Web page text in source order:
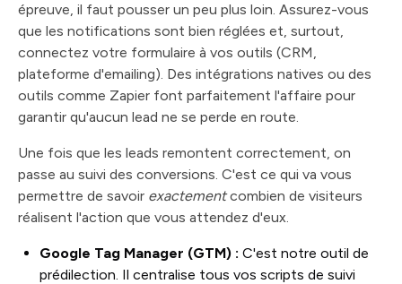
épreuve, il faut pousser un peu plus loin. Assurez-vous
que les notifications sont bien réglées et, surtout,
connectez votre formulaire à vos outils (CRM,
plateforme d'emailing). Des intégrations natives ou des
outils comme Zapier font parfaitement l'affaire pour
garantir qu'aucun lead ne se perde en route.
Une fois que les leads remontent correctement, on
passe au suivi des conversions. C'est ce qui va vous
permettre de savoir exactementcombien de visiteurs
réalisent l'action que vous attendez d'eux.
Google Tag Manager (GTM) : C'est notre outil de
prédilection. Il centralise tous vos scripts de suivi